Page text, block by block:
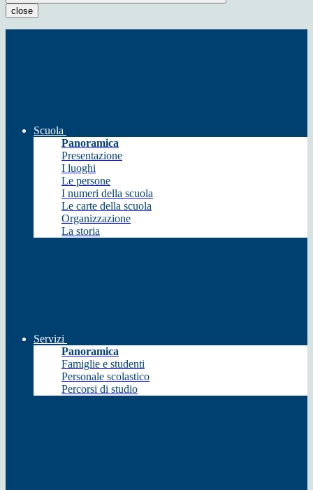
close
Scuola
Panoramica
Presentazione
I luoghi
Le persone
I numeri della scuola
Le carte della scuola
Organizzazione
La storia
Servizi
Panoramica
Famiglie e studenti
Personale scolastico
Percorsi di studio